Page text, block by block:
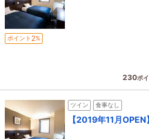
ポイント 2%
230ポ
ツイン 食事なし
【2019年11月